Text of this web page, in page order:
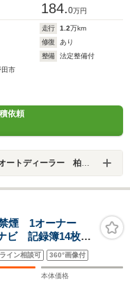
184.0万円
走行 1.2万km
修復
あり
整備
法定整備付
田市
依頼
柏インター店 中古車専門店
煙 1オーナー
ビ 記録簿14枚
クルーズ プリク
ート ステアリ
イン相談可 360°画像付
本体価格